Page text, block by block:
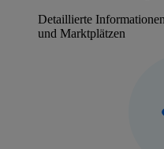
Detaillierte
und Marktplätzen